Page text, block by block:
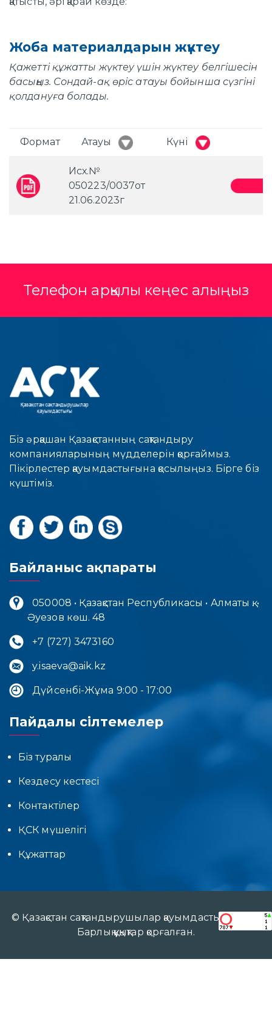
Жоба материалдарын жүктеу
Қажетті құжатты жүктеу үшін жүктеу белгішесін
басыңыз. Сондай-ақ өріс атауы бойынша сүзгіні
қолдануға болады.
Формат Атауы Күні
Исх.№
050223/0037от
21.06.2023г
Телефон арқылы кеңес алыңыз
Біз әрқашан Қазақстанның сақтандыру
компанияларының мүдделерін қорғаймыз.
Пікірлестер қауымдастығына қосылыңыз. Бірге біз
күштіміз.
Байланыс ақпараты
050008 • Қазақстан Республикасы • Алматы қ. •
Әуезов көш. 48
+7 (727) 3473160
y.isaeva@aik.kz
Дүйсенбі-Жұма 9:00 - 17:00
Пайдалы сілтемелер
Біз туралы
Кездесу кестесі
Контактілер
ҚСК мүшелігі
Құжаттар
© Қазақстан сақтандырушылар қауымдастығы 2017.
Барлық құқықтар қорғалған.